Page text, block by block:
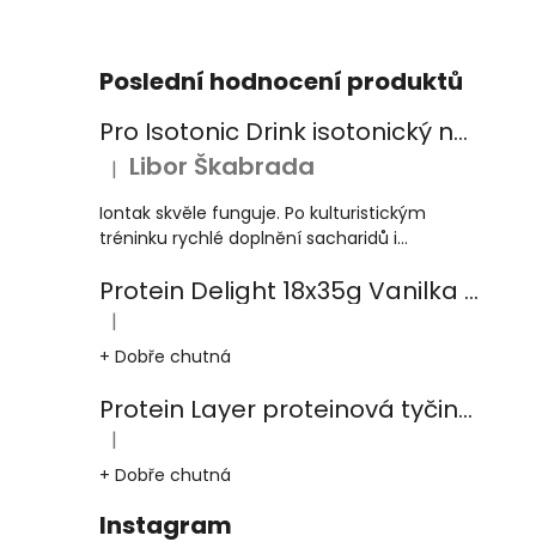
Poslední hodnocení produktů
Pro Isotonic Drink isotonický nápoj 525g pomeranč
Hodnocení produktu je 5 z 5 hvězdiček.
| Libor Škabrada
Iontak skvěle funguje. Po kulturistickým
tréninku rychlé doplnění sacharidů i...
Protein Delight 18x35g Vanilka kešu karamel
Hodnocení produktu je 5 z 5 hvězdiček.
|
+ Dobře chutná
Protein Layer proteinová tyčinka 18x50g Čoko-burák-karamel
Hodnocení produktu je 5 z 5 hvězdiček.
|
+ Dobře chutná
Instagram